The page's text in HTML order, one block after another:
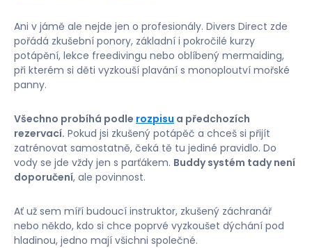
Ani v jámě ale nejde jen o profesionály. Divers Direct zde
pořádá zkušební ponory, základní i pokročilé kurzy
potápění, lekce freedivingu nebo oblíbený mermaiding,
při kterém si děti vyzkouší plavání s monoploutví mořské
panny.
Všechno probíhá podle rozpisu a předchozích
rezervací. Pokud jsi zkušený potápěč a chceš si přijít
zatrénovat samostatně, čeká tě tu jediné pravidlo. Do
vody se jde vždy jen s parťákem. Buddy systém tady není
doporučení, ale povinnost.
Ať už sem míří budoucí instruktor, zkušený záchranář
nebo někdo, kdo si chce poprvé vyzkoušet dýchání pod
hladinou, jedno mají všichni společné.